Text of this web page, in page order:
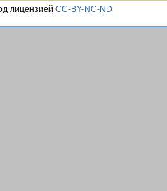
лицензиейCC-BY-NC-ND